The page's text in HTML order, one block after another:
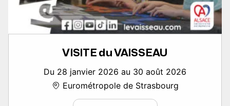
VISITE du VAISSEAU
Du 28 janvier 2026 au 30 août 2026
Eurométropole de Strasbourg